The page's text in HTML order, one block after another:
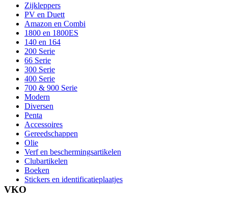
Zijkleppers
PV en Duett
Amazon en Combi
1800 en 1800ES
140 en 164
200 Serie
66 Serie
300 Serie
400 Serie
700 & 900 Serie
Modern
Diversen
Penta
Accessoires
Gereedschappen
Olie
Verf en beschermingsartikelen
Clubartikelen
Boeken
Stickers en identificatieplaatjes
VKO